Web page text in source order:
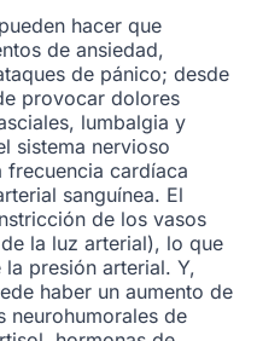
hacer que
de ansiedad,
de pánico; desde
provocar dolores
lumbalgia y
sistema nervioso
frecuencia cardíaca
sanguínea. El
de los vasos
la luz arterial), lo que
presión arterial. Y,
haber un aumento de
neurohumorales de